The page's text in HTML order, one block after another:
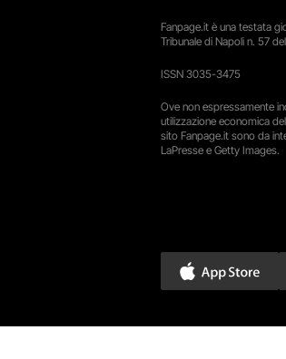
Fanpage.it è una testata
Tribunale di Napoli n. 57
ISSN 3035-3475
Ove non espressamente
utilizzazione economica
sito Fanpage.it sono da
LaPresse e Getty Images.